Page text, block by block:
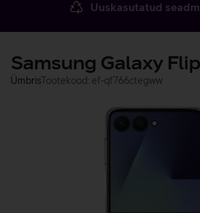
Uuskasutatud
Samsung Galaxy
ÜmbrisTootekood: ef-qf766ctegww